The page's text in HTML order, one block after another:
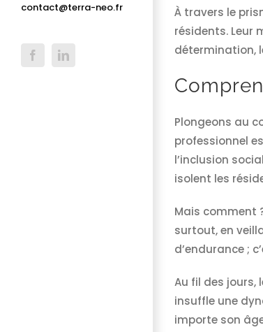
contact@terra-neo.fr
FacebookLinkedIn
À travers le
résidents. Leur
détermination,
Plongeons au
professionnel
l’inclusion
isolent les
Mais comment
surtout, en
d’endurance ;
Au fil des jours,
insuffle une
importe son